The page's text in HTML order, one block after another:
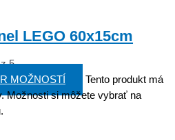
LEGO 60x15cm
5
MOŽNOSTÍ
Tento produkt má
Možnosti si môžete vybrať na